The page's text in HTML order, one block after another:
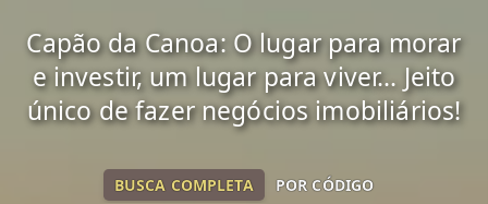
Capão da Canoa: O lugar para morar
e investir, um lugar para viver... Jeito
único de fazer negócios imobiliários!
BUSCA COMPLETA POR CÓDIGO